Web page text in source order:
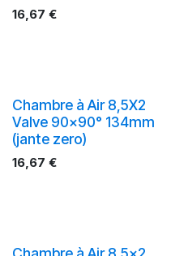
16,67 €
Chambre à Air 8,5X2
Valve 90x90° 134mm
(jante zero)
16,67 €